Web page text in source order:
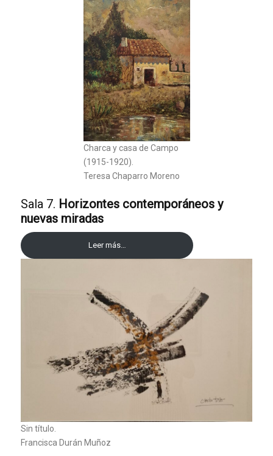
Charca y casa de Campo
(1915-1920).
Teresa Chaparro Moreno
Sala 7. Horizontes contemporáneos y
nuevas miradas
Leer más…
Sin título.
Francisca Durán Muñoz